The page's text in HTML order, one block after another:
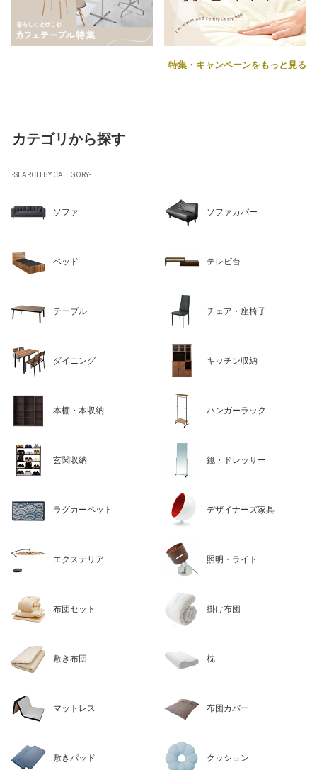
特集・キャンペーンをもっと見る
カテゴリから探す
-SEARCH BY CATEGORY-
ソファ ソファカバー
ベッド テレビ台
テーブル チェア・座椅子
ダイニング キッチン収納
本棚・本収納 ハンガーラック
玄関収納 鏡・ドレッサー
ラグカーペット デザイナーズ家具
エクステリア 照明・ライト
布団セット 掛け布団
敷き布団 枕
マットレス 布団カバー
敷きパッド クッション